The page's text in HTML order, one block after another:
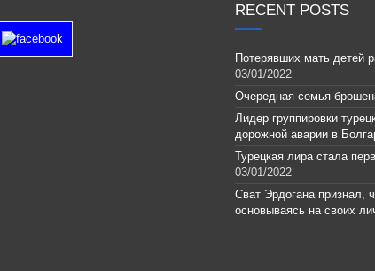
RECENT POSTS
Потерявших мать детей
03/01/2022
Очередная семья
Лидер группировки
дорожной аварии в
Турецкая лира стала
03/01/2022
Сват Эрдогана признал,
основываясь на своих